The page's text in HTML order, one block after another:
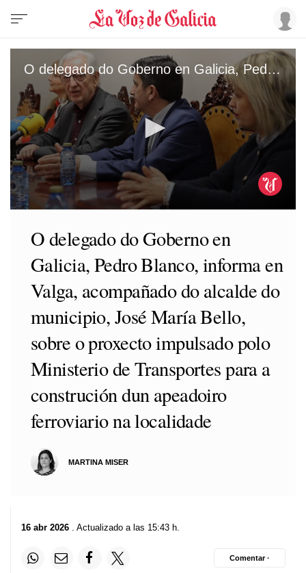
O delegado do Goberno en Galicia, Pedro Blanco, informa en Valga, acompañado do alcalde do municipio, José María Bello, sobre o proxecto impulsado polo Ministerio de Transportes para a construción dun apeadoiro ferroviario na localidade
minute,
O delegado do Goberno en
Galicia, Pedro Blanco, informa en
Valga, acompañado do alcalde do
municipio, José María Bello,
sobre o proxecto impulsado polo
Ministerio de Transportes para a
construción dun apeadoiro
ferroviario na localidade
MARTINA MISER
16 abr 2026 . Actualizado a las 15:43 h.
Comentar ·